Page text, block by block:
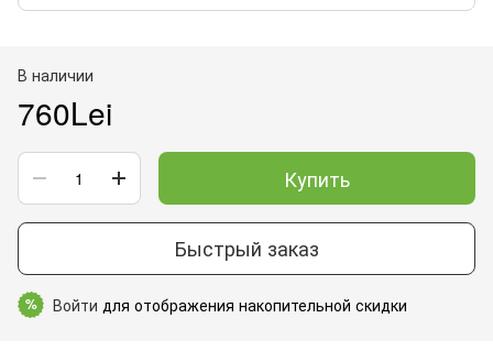
В наличии
760Lei
Купить
Быстрый заказ
% Войти для отображения накопительной скидки